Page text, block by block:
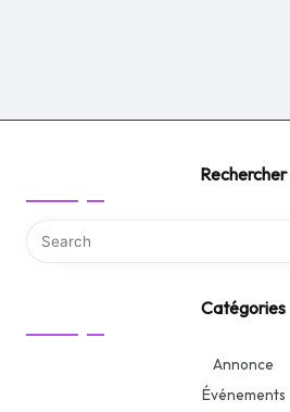
Rechercher
Catégories
Annonce
Événements